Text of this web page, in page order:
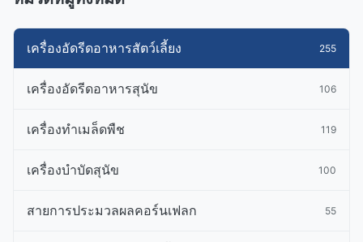
เครื่องอัดรีดอาหารสัตว์เลี้ยง 255
เครื่องอัดรีดอาหารสุนัข 106
เครื่องทําเมล็ดพืช 119
เครื่องบำบัดสุนัข 100
สายการประมวลผลคอร์นเฟลก 55